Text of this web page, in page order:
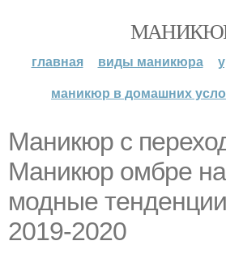
главная виды маникюра
маникюр в домашних
Маникюр с
Маникюр омбре на
модные
2019-2020